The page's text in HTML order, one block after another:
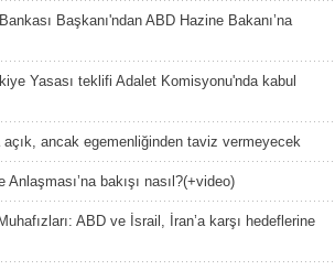
Başkanı'ndan ABD Hazine Bakanı’na
Yasası teklifi Adalet Komisyonu'nda kabul
açık, ancak egemenliğinden taviz vermeyecek
Anlaşması’na bakışı nasıl?(+video)
ABD ve İsrail, İran’a karşı hedeflerine